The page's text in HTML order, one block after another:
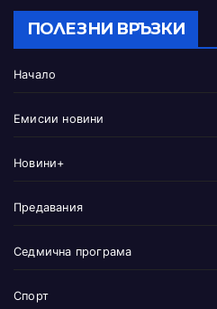
ПОЛЕЗНИ ВРЪЗКИ
Начало
Емисии новини
Новини+
Предавания
Седмична програма
Спорт